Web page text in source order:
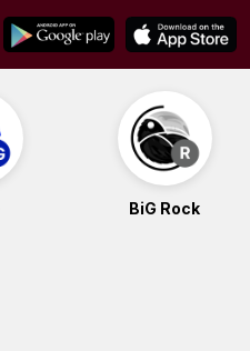
BiG Rock